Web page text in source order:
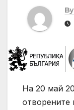
By
На 20 май
отворените